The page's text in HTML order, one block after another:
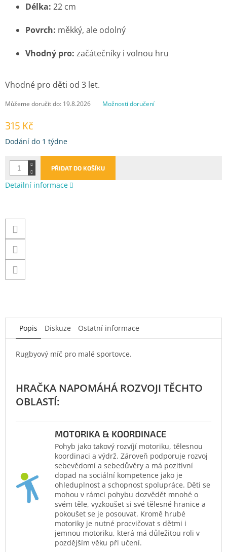
315 Kč
Měrná
Dodání do 1 týdne
Můžeme doručit do: 19.8.2026 Možnosti doručení
PŘIDAT DO KOŠÍKU
Délka: 22 cm
Povrch: měkký, ale odolný
Vhodný pro: začátečníky i volnou hru
Vhodné pro děti od 3 let.
Detailní informace
Popis Diskuze Ostatní informace
Rugbyový míč pro malé sportovce.
MOTORIKA & KOORDINACE
Pohyb jako takový rozvíjí motoriku, tělesnou
koordinaci a výdrž. Zároveň podporuje rozvoj
sebevědomí a sebedůvěry a má pozitivní
dopad na sociální kompetence jako je
ohleduplnost a schopnost spolupráce. Děti se
mohou v rámci pohybu dozvědět mnohé o
svém těle, vyzkoušet si své tělesné hranice a
pokoušet se je posouvat. Kromě hrubé
motoriky je nutné procvičovat s dětmi i
jemnou motoriku, která má důležitou roli v
pozdějším věku při učení.